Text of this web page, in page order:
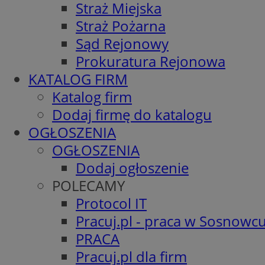
Straż Miejska
Straż Pożarna
Sąd Rejonowy
Prokuratura Rejonowa
KATALOG FIRM
Katalog firm
Dodaj firmę do katalogu
OGŁOSZENIA
OGŁOSZENIA
Dodaj ogłoszenie
POLECAMY
Protocol IT
Pracuj.pl - praca w
PRACA
Pracuj.pl dla firm